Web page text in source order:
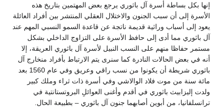
إنها بكل بساطة أسرة آل باثوري يرجع بعض المهتمين بتاريخ هذه
الأسرة إلى أن سبب الجنون والاختلال العقلي المنتشر بين أفراد العائلة
يعود إلى أسباب وراثية قديمة ناتجة عن قاعدة السمو النسبي المهم عند
آل باثوري مما أدى إلى حافظ الأسرة على التزاوج الداخلي بشكل
مستمر حفاظا منهم على النسب النبيل لأسرة آل باثوري العريقة، إلا
أنه في بعض الحالات النادرة كما سنرى يتم الارتباط بأفراد منخارج آل
باثوري شريطة أن يكونوا من نسب راقي وعريق وفي عام 1560 بعد
مائة سنة من موت فلاد الوالاشي وفي أسرة ذات ثراء وملك كبير
ولدت إليزابيث باثوري في أقدم وأغنى العوائلِ البروتستانتية في
ترانسلفانيا، من أبوين أصابهما جنون آل باثوري – بطبيعة الحال.